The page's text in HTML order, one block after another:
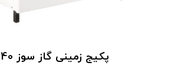
پکیج زمینی گاز سوز E240